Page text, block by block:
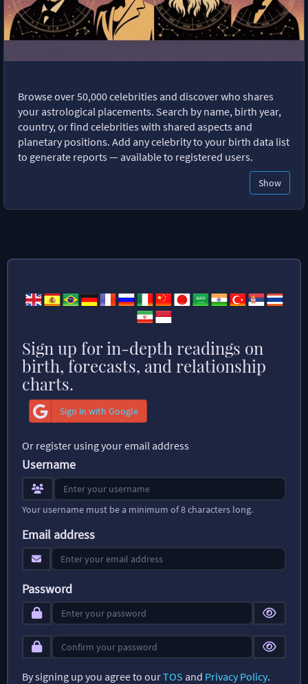
Browse over 50,000 celebrities and discover who shares
your astrological placements. Search by name, birth year,
country, or find celebrities with shared aspects and
planetary positions. Add any celebrity to your birth data list
to generate reports — available to registered users.
Show
Sign up for in-depth readings on
birth, forecasts, and relationship
charts.
Sign in with Google
Or register using your email address
Username
Your username must be a minimum of 8 characters long.
Email address
Password
By signing up you agree to ourTOS and Privacy Policy.